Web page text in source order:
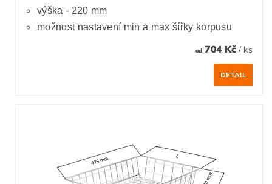
výška - 220 mm
možnost nastavení min a max šířky korpusu
od704 Kč / ks
DETAIL